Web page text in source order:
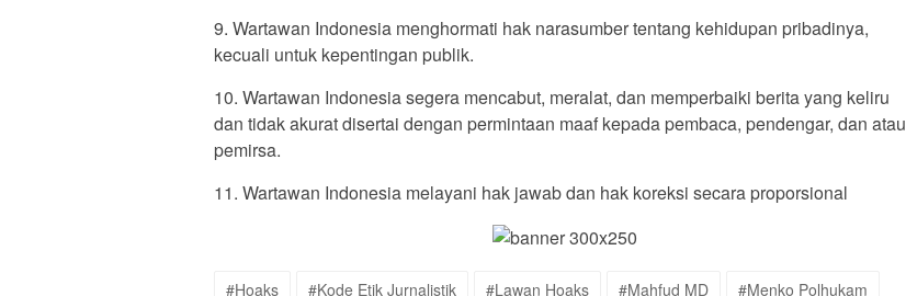
9. Wartawan Indonesia menghormati hak narasumber tentang kehidupan pribadinya,
kecuali untuk kepentingan publik.
10. Wartawan Indonesia segera mencabut, meralat, dan memperbaiki berita yang keliru
dan tidak akurat disertai dengan permintaan maaf kepada pembaca, pendengar, dan atau
pemirsa.
11. Wartawan Indonesia melayani hak jawab dan hak koreksi secara proporsional
#Hoaks #Kode Etik Jurnalistik #Lawan Hoaks #Mahfud MD #Menko Polhukam